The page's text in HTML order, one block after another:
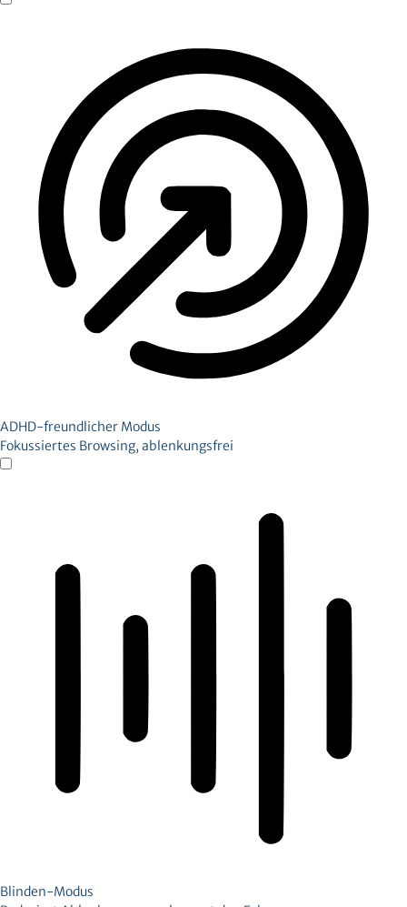
ADHD-freundlicher Modus
Fokussiertes Browsing, ablenkungsfrei
Blinden-Modus